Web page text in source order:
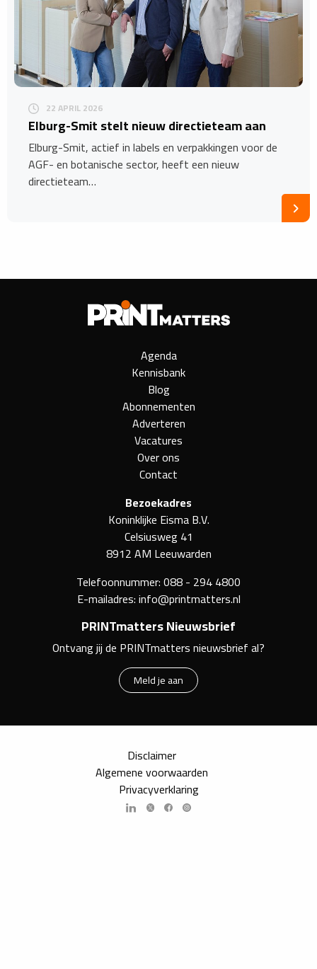
22 APRIL 2026
​Elburg-Smit stelt nieuw directieteam aan
Elburg-Smit, actief in labels en verpakkingen voor de
AGF- en botanische sector, heeft een nieuw
directieteam…
Agenda
Kennisbank
Blog
Abonnementen
Adverteren
Vacatures
Over ons
Contact
Bezoekadres
Koninklijke Eisma B.V.
Celsiusweg 41
8912 AM Leeuwarden
Telefoonnummer:088 - 294 4800
E-mailadres:info@printmatters.nl
PRINTmatters Nieuwsbrief
Ontvang jij de PRINTmatters nieuwsbrief al?
Meld je aan
Disclaimer
Algemene voorwaarden
Privacyverklaring